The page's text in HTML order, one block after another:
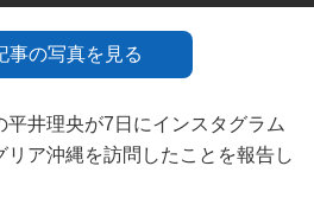
事の写真を見る
井理央が7日にインスタグラム
リア沖縄を訪問したことを報告し